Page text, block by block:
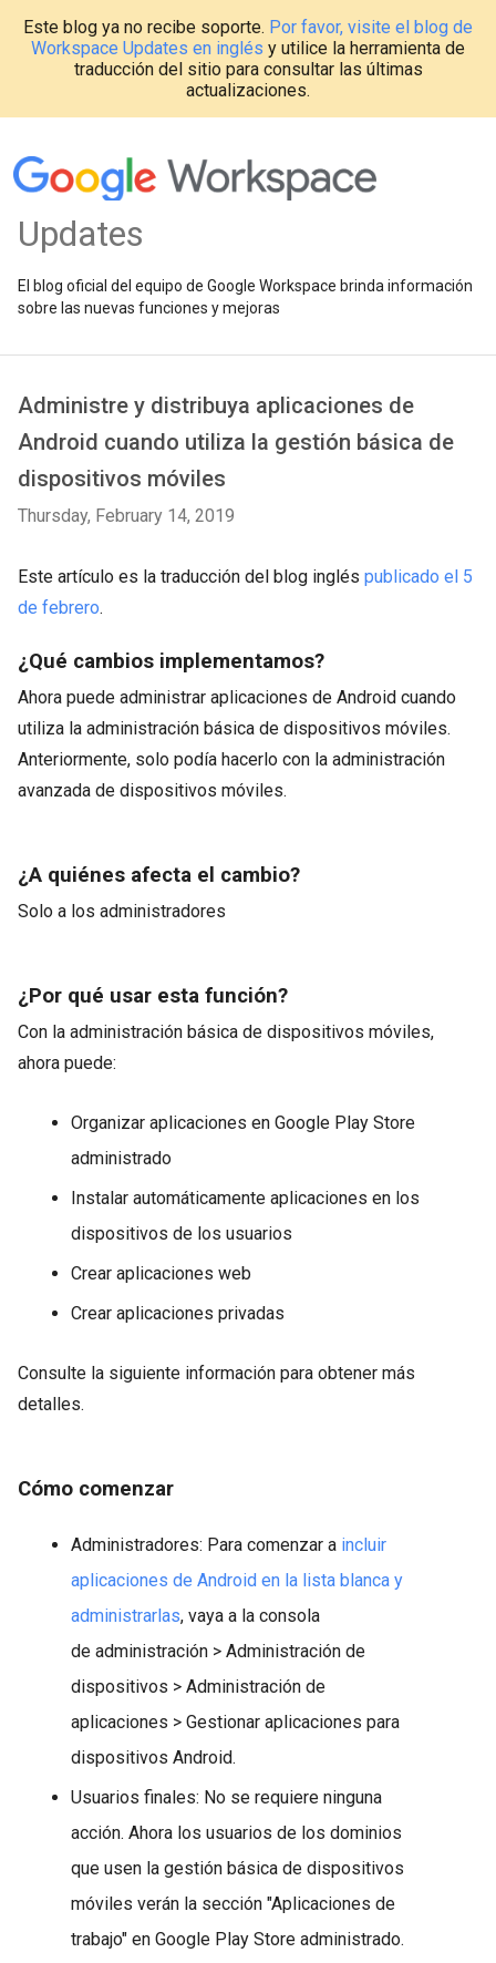
Este blog ya no recibe soporte. Por favor, visite el blog de
Workspace Updates en inglés y utilice la herramienta de
traducción del sitio para consultar las últimas
actualizaciones.
Updates
El blog oficial del equipo de Google Workspace brinda información
sobre las nuevas funciones y mejoras
Administre y distribuya aplicaciones de
Android cuando utiliza la gestión básica de
dispositivos móviles
Thursday, February 14, 2019
Este artículo es la traducción del blog inglés publicado el 5
de febrero.
¿Qué cambios implementamos?
Ahora puede administrar aplicaciones de Android cuando
utiliza la administración básica de dispositivos móviles.
Anteriormente, solo podía hacerlo con la administración
avanzada de dispositivos móviles.
¿A quiénes afecta el cambio?
Solo a los administradores
¿Por qué usar esta función?
Con la administración básica de dispositivos móviles,
ahora puede:
Organizar aplicaciones en Google Play Store
administrado
Instalar automáticamente aplicaciones en los
dispositivos de los usuarios
Crear aplicaciones web
Crear aplicaciones privadas
Consulte la siguiente información para obtener más
detalles.
Cómo comenzar
Administradores: Para comenzar a incluir
aplicaciones de Android en la lista blanca y
administrarlas, vaya a la consola
de administración > Administración de
dispositivos > Administración de
aplicaciones > Gestionar aplicaciones para
dispositivos Android.
Usuarios finales: No se requiere ninguna
acción. Ahora los usuarios de los dominios
que usen la gestión básica de dispositivos
móviles verán la sección "Aplicaciones de
trabajo" en Google Play Store administrado.